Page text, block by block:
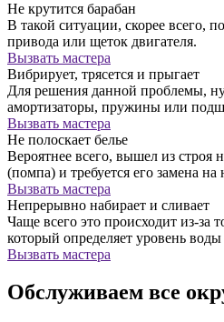
Не крутится барабан
В такой ситуации, скорее всего,
привода или щеток двигателя.
Вызвать мастера
Вибрирует, трясется и прыгает
Для решения данной проблемы,
амортизаторы, пружины или
Вызвать мастера
Не полоскает белье
Вероятнее всего, вышел из строя
(помпа) и требуется его замена
Вызвать мастера
Непрерывно набирает и сливает
Чаще всего это происходит из-за
который определяет уровень воды
Вызвать мастера
Обслуживаем все